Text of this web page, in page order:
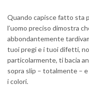
Quando capisce fatto sta
l’uomo preciso dimostra
abbondantemente
tuoi pregi e i tuoi difetti,
particolarmente, ti bacia
sopra slip – totalmente –
i colori.